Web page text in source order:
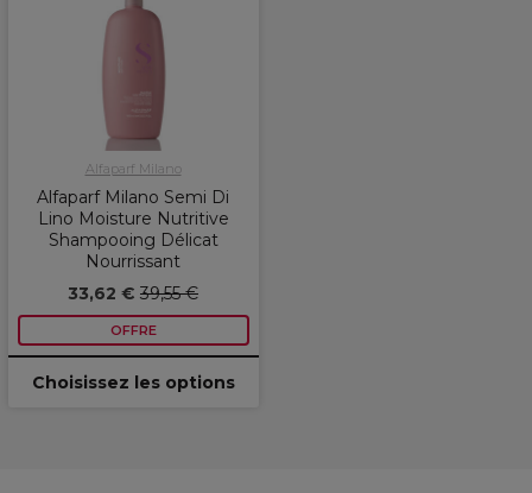
Alfaparf Milano
Alfaparf Milano Semi Di
Lino Moisture Nutritive
Shampooing Délicat
Nourrissant
33,62 € 39,55 €
OFFRE
Choisissez les options